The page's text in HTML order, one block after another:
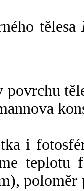
tělesa
povrchu
i